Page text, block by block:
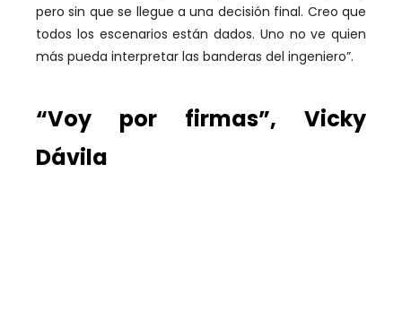
pero sin que se llegue a una decisión final. Creo que
todos los escenarios están dados. Uno no ve quien
más pueda interpretar las banderas del ingeniero”.
“Voy por firmas”, Vicky
Dávila